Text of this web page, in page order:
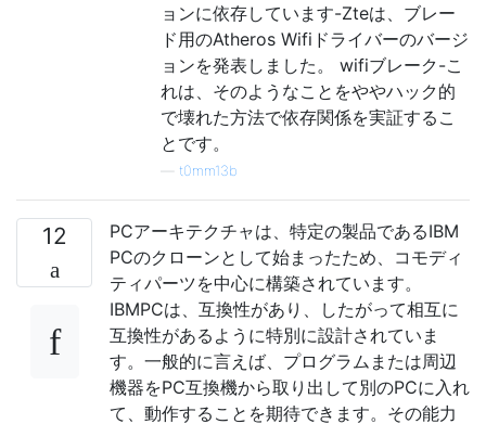
ョンに依存しています-Zteは、ブレー
ド用のAtheros Wifiドライバーのバージ
ョンを発表しました。 wifiブレーク-こ
れは、そのようなことをややハック的
で壊れた方法で依存関係を実証するこ
とです。
t0mm13b
12
PCアーキテクチャは、特定の製品であるIBM
PCのクローンとして始まったため、コモディ
ティパーツを中心に構築されています。
IBMPCは、互換性があり、したがって相互に
互換性があるように特別に設計されていま
す。一般的に言えば、プログラムまたは周辺
機器をPC互換機から取り出して別のPCに入れ
て、動作することを期待できます。その能力